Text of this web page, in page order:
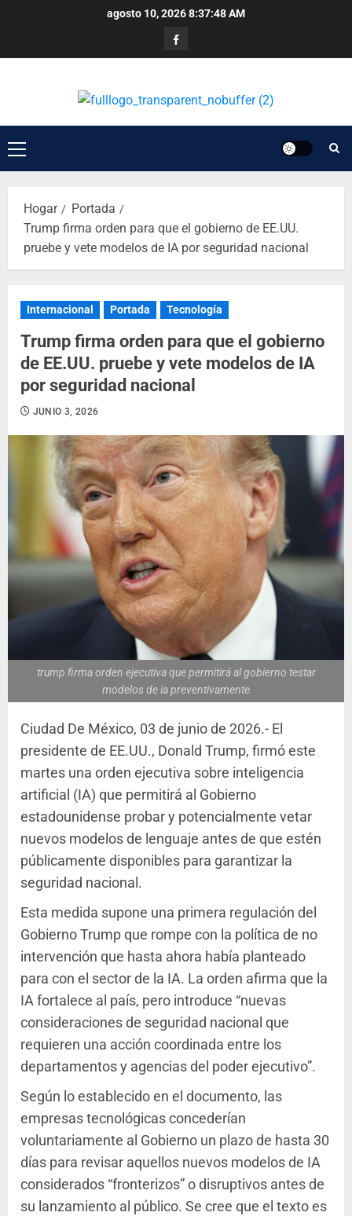
agosto 10, 20268:37:48 AM
Hogar
Portada
Trump firma orden para que el gobierno de EE.UU.
pruebe y vete modelos de IA por seguridad nacional
Internacional Portada Tecnología
Trump firma orden para que el gobierno
de EE.UU. pruebe y vete modelos de IA
por seguridad nacional
JUNIO 3, 2026
trump firma orden ejecutiva que permitirá al gobierno testar
modelos de ia preventivamente
Ciudad De México, 03 de junio de 2026.- El
presidente de EE.UU., Donald Trump, firmó este
martes una orden ejecutiva sobre inteligencia
artificial (IA) que permitirá al Gobierno
estadounidense probar y potencialmente vetar
nuevos modelos de lenguaje antes de que estén
públicamente disponibles para garantizar la
seguridad nacional.
Esta medida supone una primera regulación del
Gobierno Trump que rompe con la política de no
intervención que hasta ahora había planteado
para con el sector de la IA. La orden afirma que la
IA fortalece al país, pero introduce “nuevas
consideraciones de seguridad nacional que
requieren una acción coordinada entre los
departamentos y agencias del poder ejecutivo”.
Según lo establecido en el documento, las
empresas tecnológicas concederían
voluntariamente al Gobierno un plazo de hasta 30
días para revisar aquellos nuevos modelos de IA
considerados “fronterizos” o disruptivos antes de
su lanzamiento al público. Se cree que el texto es